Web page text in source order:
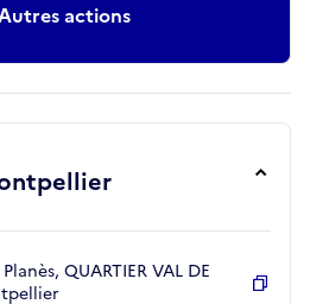
actions
QUARTIER VAL DE